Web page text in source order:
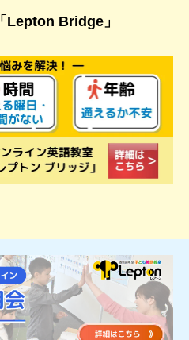
「Lepton Bridge」